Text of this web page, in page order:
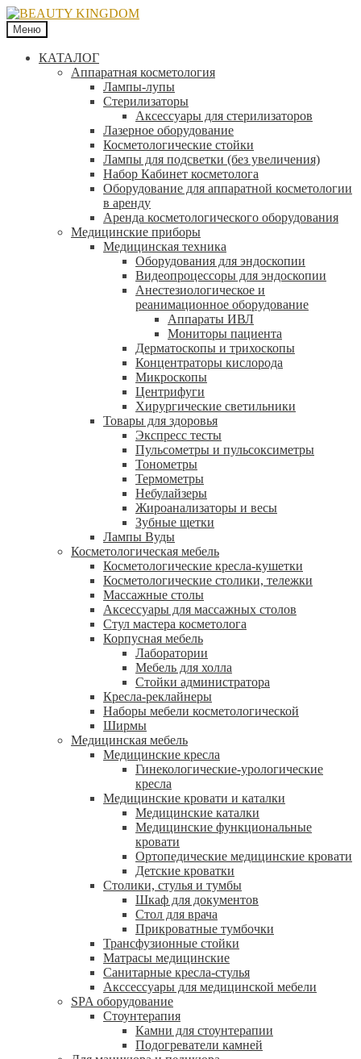
Меню
КАТАЛОГ
Аппаратная косметология
Лампы-лупы
Стерилизаторы
Аксессуары для стерилизаторов
Лазерное оборудование
Косметологические стойки
Лампы для подсветки (без увеличения)
Набор Кабинет косметолога
Оборудование для аппаратной косметологии
в аренду
Аренда косметологического оборудования
Медицинские приборы
Медицинская техника
Оборудования для эндоскопии
Видеопроцессоры для эндоскопии
Анестезиологическое и
реанимационное оборудование
Аппараты ИВЛ
Мониторы пациента
Дерматоскопы и трихоскопы
Концентраторы кислорода
Микроскопы
Центрифуги
Xирургические светильники
Товары для здоровья
Экспресс тесты
Пульсометры и пульсоксиметры
Тонометры
Термометры
Небулайзеры
Жироанализаторы и весы
Зубные щетки
Лампы Вуды
Косметологическая мебель
Косметологические кресла-кушетки
Косметологические столики, тележки
Массажные столы
Аксессуары для массажных столов
Стул мастера косметолога
Корпусная мебель
Лаборатории
Мебель для холла
Стойки администратора
Кресла-реклайнеры
Наборы мебели косметологической
Ширмы
Медицинская мебель
Медицинские кресла
Гинекологические-урологические
кресла
Медицинские кровати и каталки
Медицинские каталки
Медицинские функциональные
кровати
Ортопедические медицинские кровати
Детские кроватки
Столики, стулья и тумбы
Шкаф для документов
Стол для врача
Прикроватные тумбочки
Трансфузионные стойки
Матрасы медицинские
Санитарные кресла-стулья
Акссессуары для медицинской мебели
SPA оборудование
Стоунтерапия
Камни для стоунтерапии
Подогреватели камней